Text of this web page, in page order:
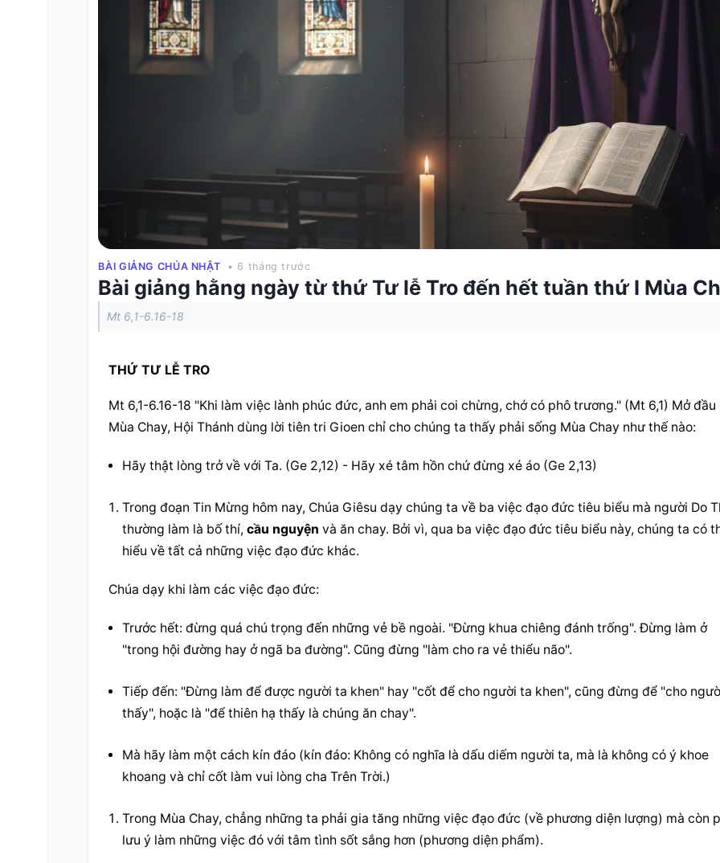
BÀI GIẢNG CHÚA NHẬT • 6 tháng trước
Bài giảng hằng ngày từ thứ Tư lễ Tro đến hết tuần thứ I Mùa
Mt 6,1-6.16-18
THỨ TƯ LỄ TRO
Mt 6,1-6.16-18 "Khi làm việc lành phúc đức, anh em phải coi chừng, chớ có phô trương." (Mt 6,1) Mở đầu
Mùa Chay, Hội Thánh dùng lời tiên tri Gioen chỉ cho chúng ta thấy phải sống Mùa Chay như thế nào:
Hãy thật lòng trở về với Ta. (Ge 2,12) - Hãy xé tâm hồn chứ đừng xé áo (Ge 2,13)
Trong đoạn Tin Mừng hôm nay, Chúa Giêsu dạy chúng ta về ba việc đạo đức tiêu biểu mà người Do
thường làm là bố thí, cầu nguyện và ăn chay. Bởi vì, qua ba việc đạo đức tiêu biểu này, chúng ta có
hiểu về tất cả những việc đạo đức khác.
Chúa dạy khi làm các việc đạo đức:
Trước hết: đừng quá chú trọng đến những vẻ bề ngoài. "Đừng khua chiêng đánh trống". Đừng làm ở
"trong hội đường hay ở ngã ba đường". Cũng đừng "làm cho ra vẻ thiểu não".
Tiếp đến: "Đừng làm để được người ta khen" hay "cốt để cho người ta khen", cũng đừng để "cho
thấy", hoặc là "để thiên hạ thấy là chúng ăn chay".
Mà hãy làm một cách kín đáo (kín đáo: Không có nghĩa là dấu diếm người ta, mà là không có ý khoe
khoang và chỉ cốt làm vui lòng cha Trên Trời.)
Trong Mùa Chay, chẳng những ta phải gia tăng những việc đạo đức (về phương diện lượng) mà còn
lưu ý làm những việc đó với tâm tình sốt sắng hơn (phương diện phẩm).